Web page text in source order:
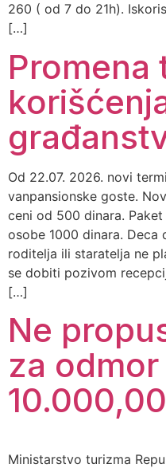
260 ( od 7 do 21h).
[…]
Promena
Od 22.07. 2026. novi
vanpansionske goste.
ceni od 500 dinara.
osobe 1000 dinara.
roditelja ili staratelja ne
se dobiti pozivom
[…]
Ne
za
Ministarstvo turizma